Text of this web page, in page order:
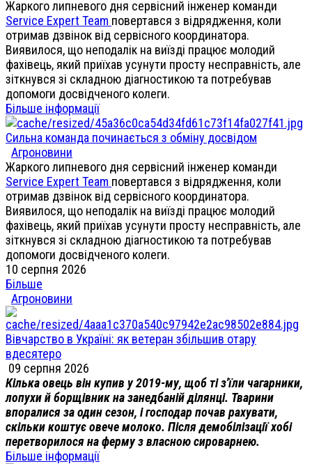
Жаркого липневого дня сервісний інженер команди
Service Expert Team повертався з відрядження, коли
отримав дзвінок від сервісного координатора.
Виявилося, що неподалік на виїзді працює молодий
фахівець, який приїхав усунути просту несправність, але
зіткнувся зі складною діагностикою та потребував
допомоги досвідченого колеги.
Більше інформації
Сильна команда починається з обміну досвідом
Агроновини
Жаркого липневого дня сервісний інженер команди
Service Expert Team повертався з відрядження, коли
отримав дзвінок від сервісного координатора.
Виявилося, що неподалік на виїзді працює молодий
фахівець, який приїхав усунути просту несправність, але
зіткнувся зі складною діагностикою та потребував
допомоги досвідченого колеги.
10 серпня 2026
Більше
Агроновини
Вівчарство в Україні: як ветеран збільшив отару
вдесятеро
09 серпня 2026
Кілька овець він купив у 2019-му, щоб ті з'їли чагарники,
лопухи й борщівник на занедбаній ділянці. Тварини
впоралися за один сезон, і господар почав рахувати,
скільки коштує овече молоко. Після демобілізації хобі
перетворилося на ферму з власною сироварнею.
Більше інформації